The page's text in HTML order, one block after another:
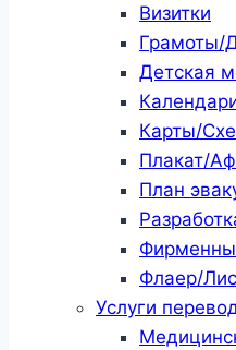
Визитки
Грамоты/
Детская
Карты/
Плакат/
План
Флаер/
Услуги